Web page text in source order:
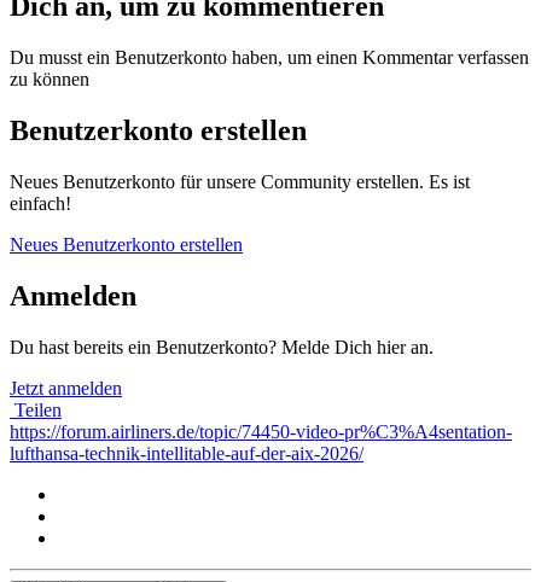
Dich an, um zu kommentieren
Du musst ein Benutzerkonto haben, um einen Kommentar verfassen
zu können
Benutzerkonto erstellen
Neues Benutzerkonto für unsere Community erstellen. Es ist
einfach!
Neues Benutzerkonto erstellen
Anmelden
Du hast bereits ein Benutzerkonto? Melde Dich hier an.
Jetzt anmelden
Teilen
https://forum.airliners.de/topic/74450-video-pr%C3%A4sentation-
lufthansa-technik-intellitable-auf-der-aix-2026/